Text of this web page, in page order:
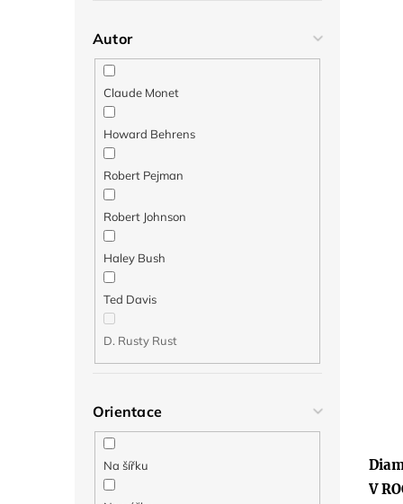
Autor
Claude Monet
Howard Behrens
Robert Pejman
Robert Johnson
Haley Bush
Ted Davis
D. Rusty Rust
Orientace
Na šířku
V
je
5,0
z